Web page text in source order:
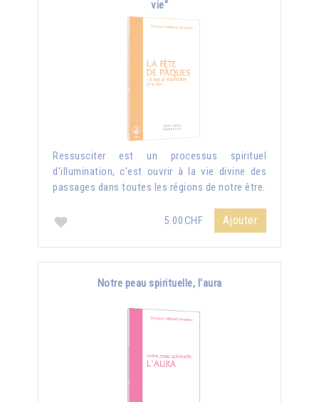
vie"
Ressusciter est un processus spirituel
d'illumination, c'est ouvrir à la vie divine des
passages dans toutes les régions de notre être.
5.00CHF Ajouter
Notre peau spirituelle, l'aura